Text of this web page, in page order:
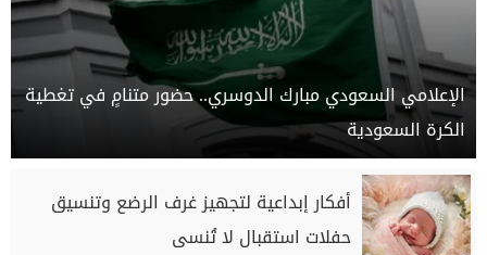
الإعلامي السعودي مبارك الدوسري.. حضور متنامٍ في تغطية
الكرة السعودية
أفكار إبداعية لتجهيز غرف الرضع وتنسيق
حفلات استقبال لا تُنسى